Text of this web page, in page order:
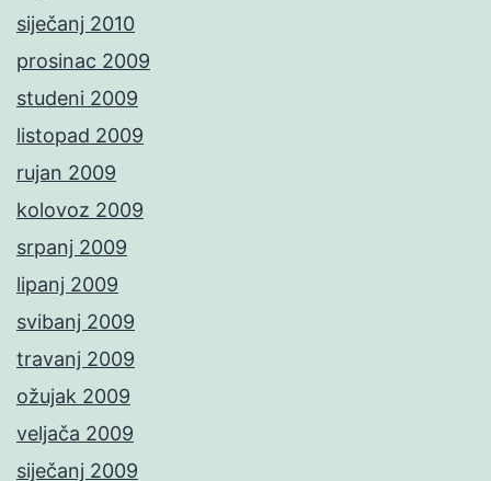
siječanj 2010
prosinac 2009
studeni 2009
listopad 2009
rujan 2009
kolovoz 2009
srpanj 2009
lipanj 2009
svibanj 2009
travanj 2009
ožujak 2009
veljača 2009
siječanj 2009